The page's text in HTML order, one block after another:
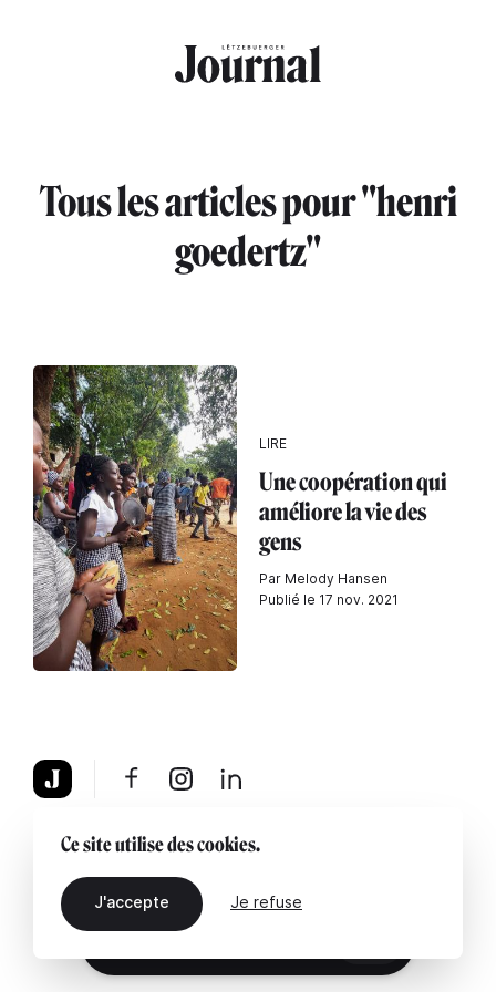
Tous les articles pour "henri
goedertz"
LIRE
Une coopération qui
améliore la vie des
gens
Par Melody Hansen
Publié le 17 nov. 2021
À propos Mentions légales Contactez-nous
Ce site utilise des cookies.
J'accepte Je refuse